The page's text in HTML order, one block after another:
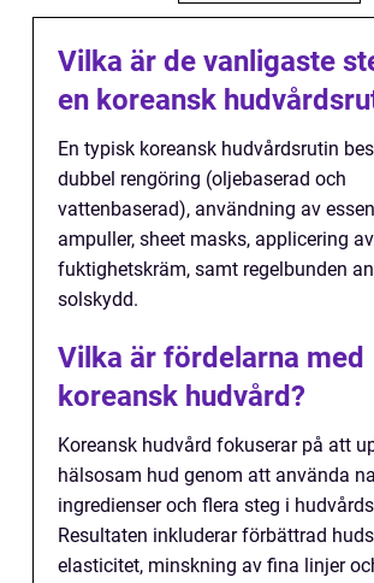
Vilka är de vanligaste
en koreansk
En typisk koreansk hudvårdsrutin
dubbel rengöring (oljebaserad och
vattenbaserad), användning av
ampuller, sheet masks, applicering
fuktighetskräm, samt regelbunden
solskydd.
Vilka är fördelarna med
koreansk hudvård?
Koreansk hudvård fokuserar på att
hälsosam hud genom att använda
ingredienser och flera steg i
Resultaten inkluderar förbättrad
elasticitet, minskning av fina linjer